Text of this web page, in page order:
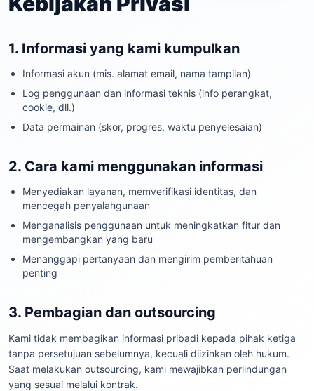
1. Informasi yang kami kumpulkan
Informasi akun (mis. alamat email, nama tampilan)
Log penggunaan dan informasi teknis (info perangkat,
cookie, dll.)
Data permainan (skor, progres, waktu penyelesaian)
2. Cara kami menggunakan informasi
Menyediakan layanan, memverifikasi identitas, dan
mencegah penyalahgunaan
Menganalisis penggunaan untuk meningkatkan fitur dan
mengembangkan yang baru
Menanggapi pertanyaan dan mengirim pemberitahuan
penting
3. Pembagian dan outsourcing
Kami tidak membagikan informasi pribadi kepada pihak ketiga
tanpa persetujuan sebelumnya, kecuali diizinkan oleh hukum.
Saat melakukan outsourcing, kami mewajibkan perlindungan
yang sesuai melalui kontrak.